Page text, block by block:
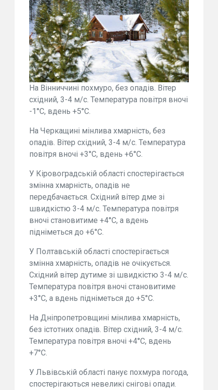
На Вінниччині похмуро, без опадів. Вітер
східний, 3-4 м/с. Температура повітря вночі
-1°С, вдень +5°С.
На Черкащині мінлива хмарність, без
опадів. Вітер східний, 3-4 м/с. Температура
повітря вночі +3°С, вдень +6°С.
У Кіровоградській області спостерігається
змінна хмарність, опадів не
передбачається. Східний вітер дме зі
швидкістю 3-4 м/с. Температура повітря
вночі становитиме +4°С, а вдень
підніметься до +6°С.
У Полтавській області спостерігається
змінна хмарність, опадів не очікується.
Східний вітер дутиме зі швидкістю 3-4 м/с.
Температура повітря вночі становитиме
+3°С, а вдень підніметься до +5°С.
На Дніпропетровщині мінлива хмарність,
без істотних опадів. Вітер східний, 3-4 м/с.
Температура повітря вночі +4°С, вдень
+7°С.
У Львівській області панує похмура погода,
спостерігаються невеликі снігові опади.